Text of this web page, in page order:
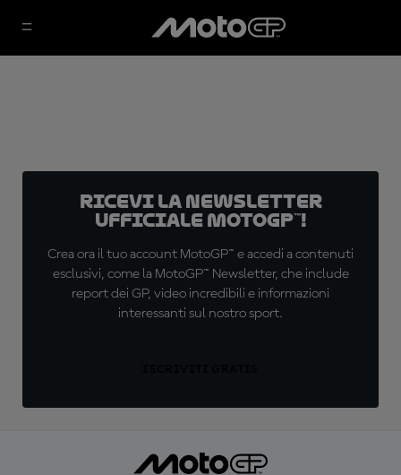
Ricevi la newsletter
ufficiale MotoGP™!
Crea ora il tuo account MotoGP™ e accedi a contenuti
esclusivi, come la MotoGP™ Newsletter, che include
report dei GP, video incredibili e informazioni
interessanti sul nostro sport.